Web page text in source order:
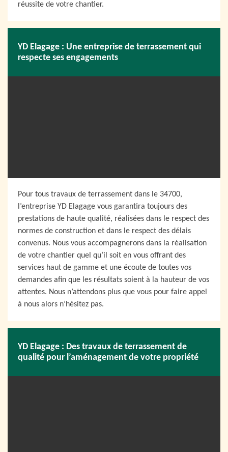
réussite de votre chantier.
YD Elagage : Une entreprise de terrassement qui
respecte ses engagements
Pour tous travaux de terrassement dans le 34700,
l’entreprise YD Elagage vous garantira toujours des
prestations de haute qualité, réalisées dans le respect des
normes de construction et dans le respect des délais
convenus. Nous vous accompagnerons dans la réalisation
de votre chantier quel qu’il soit en vous offrant des
services haut de gamme et une écoute de toutes vos
demandes afin que les résultats soient à la hauteur de vos
attentes. Nous n’attendons plus que vous pour faire appel
à nous alors n’hésitez pas.
YD Elagage : Des travaux de terrassement de
qualité pour l’aménagement de votre propriété